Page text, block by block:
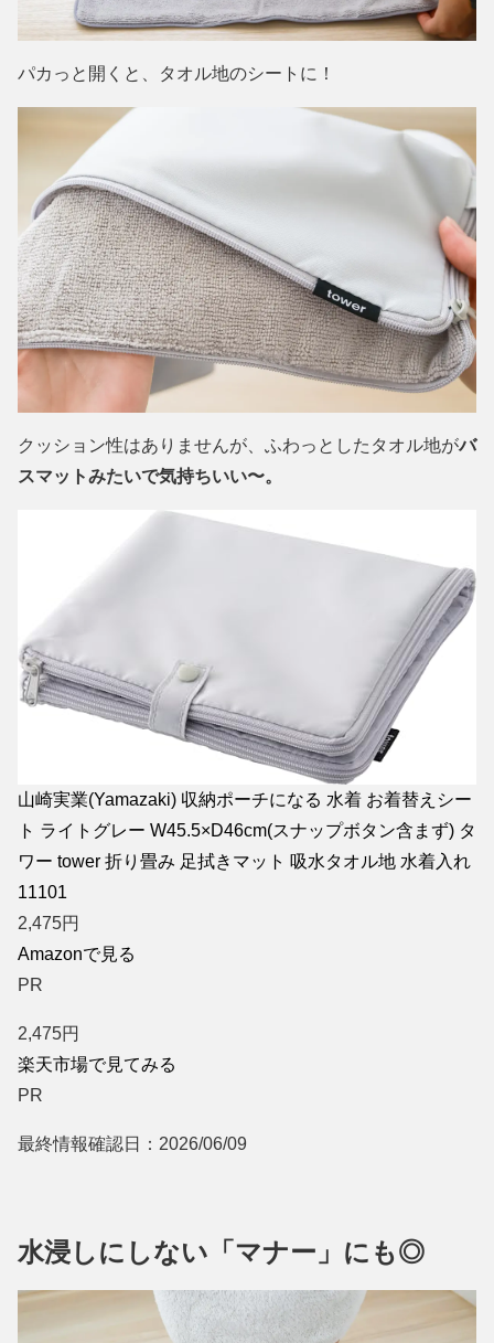
パカっと開くと、タオル地のシートに！
クッション性はありませんが、ふわっとしたタオル地がバ
スマットみたいで気持ちいい〜。
山崎実業(Yamazaki) 収納ポーチになる 水着 お着替えシー
ト ライトグレー W45.5×D46cm(スナップボタン含まず) タ
ワー tower 折り畳み 足拭きマット 吸水タオル地 水着入れ
11101
2,475円
Amazonで見る
PR
2,475円
楽天市場で見てみる
PR
最終情報確認日：2026/06/09
水浸しにしない「マナー」にも◎